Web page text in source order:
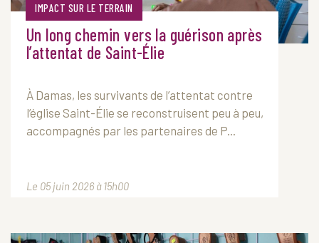
IMPACT SUR LE TERRAIN
Un long chemin vers la guérison après
l’attentat de Saint-Élie
À Damas, les survivants de l’attentat contre
l’église Saint-Élie se reconstruisent peu à peu,
accompagnés par les partenaires de P...
Le 05 juin 2026 à 15h00